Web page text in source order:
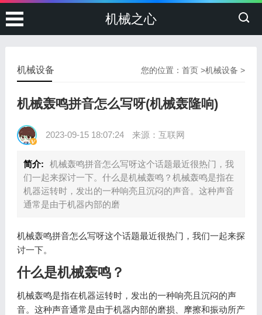
机械之心
您的位置：首页 >机械设备 >
机械设备
机械轰鸣拼音怎么写呀(机械轰隆响)
2023-09-15 18:07:24 来源：互联网
简介:
机械轰鸣拼音怎么写呀这个话题最近很热门，我
们一起来探讨一下。什么是机械轰鸣？机械轰鸣是指在
机器运转时，发出的一种响亮且沉闷的声音。这种声音
通常是由于机器内部的磨
机械轰鸣拼音怎么写呀这个话题最近很热门，我们一起来探
讨一下。
什么是机械轰鸣？
机械轰鸣是指在机器运转时，发出的一种响亮且沉闷的声
音。这种声音通常是由于机器内部的磨损、摩擦和振动所产